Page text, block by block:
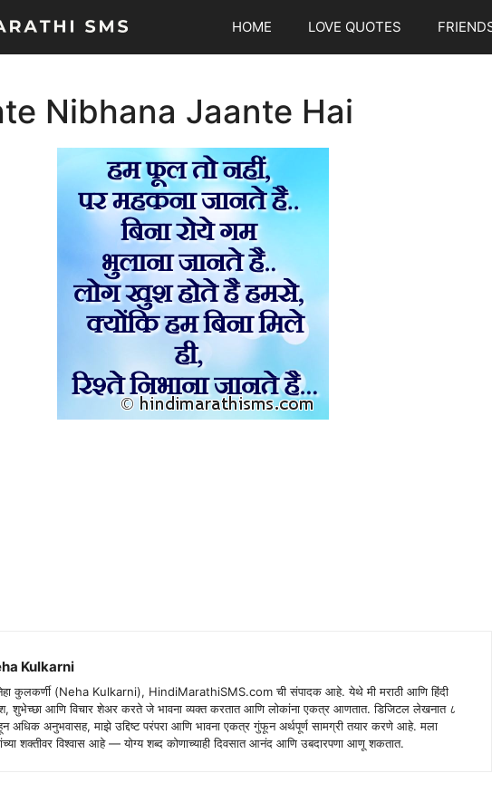
HOME LOVE QUOTES
Nibhana Jaante Hai
Kulkarni
कुलकर्णी (Neha Kulkarni), HindiMarathiSMS.com ची संपादक आहे. येथे मी मराठी आणि हिंदी
शुभेच्छा आणि विचार शेअर करते जे भावना व्यक्त करतात आणि लोकांना एकत्र आणतात. डिजिटल लेखनात ८
अधिक अनुभवासह, माझे उद्दिष्ट परंपरा आणि भावना एकत्र गुंफून अर्थपूर्ण सामग्री तयार करणे आहे. मला
शक्तीवर विश्वास आहे — योग्य शब्द कोणाच्याही दिवसात आनंद आणि उबदारपणा आणू शकतात.